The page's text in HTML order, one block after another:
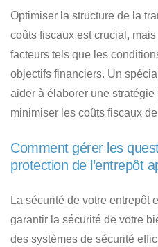
Optimiser la structure de la
coûts fiscaux est crucial,
facteurs tels que les
objectifs financiers. Un
aider à élaborer une
minimiser les coûts fiscaux
Comment gérer les
protection de l’entrepôt
La sécurité de votre entrepôt
garantir la sécurité de votre
des systèmes de sécurité